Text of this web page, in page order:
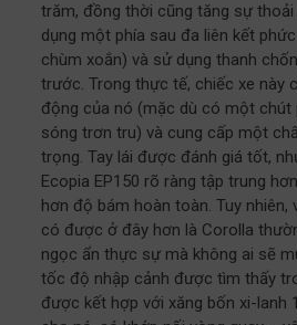
trăm, đồng thời cũng tăng sự
dụng một phía sau đa liên kết
chùm xoắn) và sử dụng thanh
trước. Trong thực tế, chiếc xe này
động của nó (mặc dù có một chút
sóng trơn tru) và cung cấp một
trọng. Tay lái được đánh giá tốt,
Ecopia EP150 rõ ràng tập trung
hơn độ bám hoàn toàn. Tuy nhiên,
có được ở đây hơn là Corolla
ngọc ẩn thực sự mà không ai sẽ
tốc độ nhập cảnh được tìm thấy
được kết hợp với xăng bốn xi-lanh